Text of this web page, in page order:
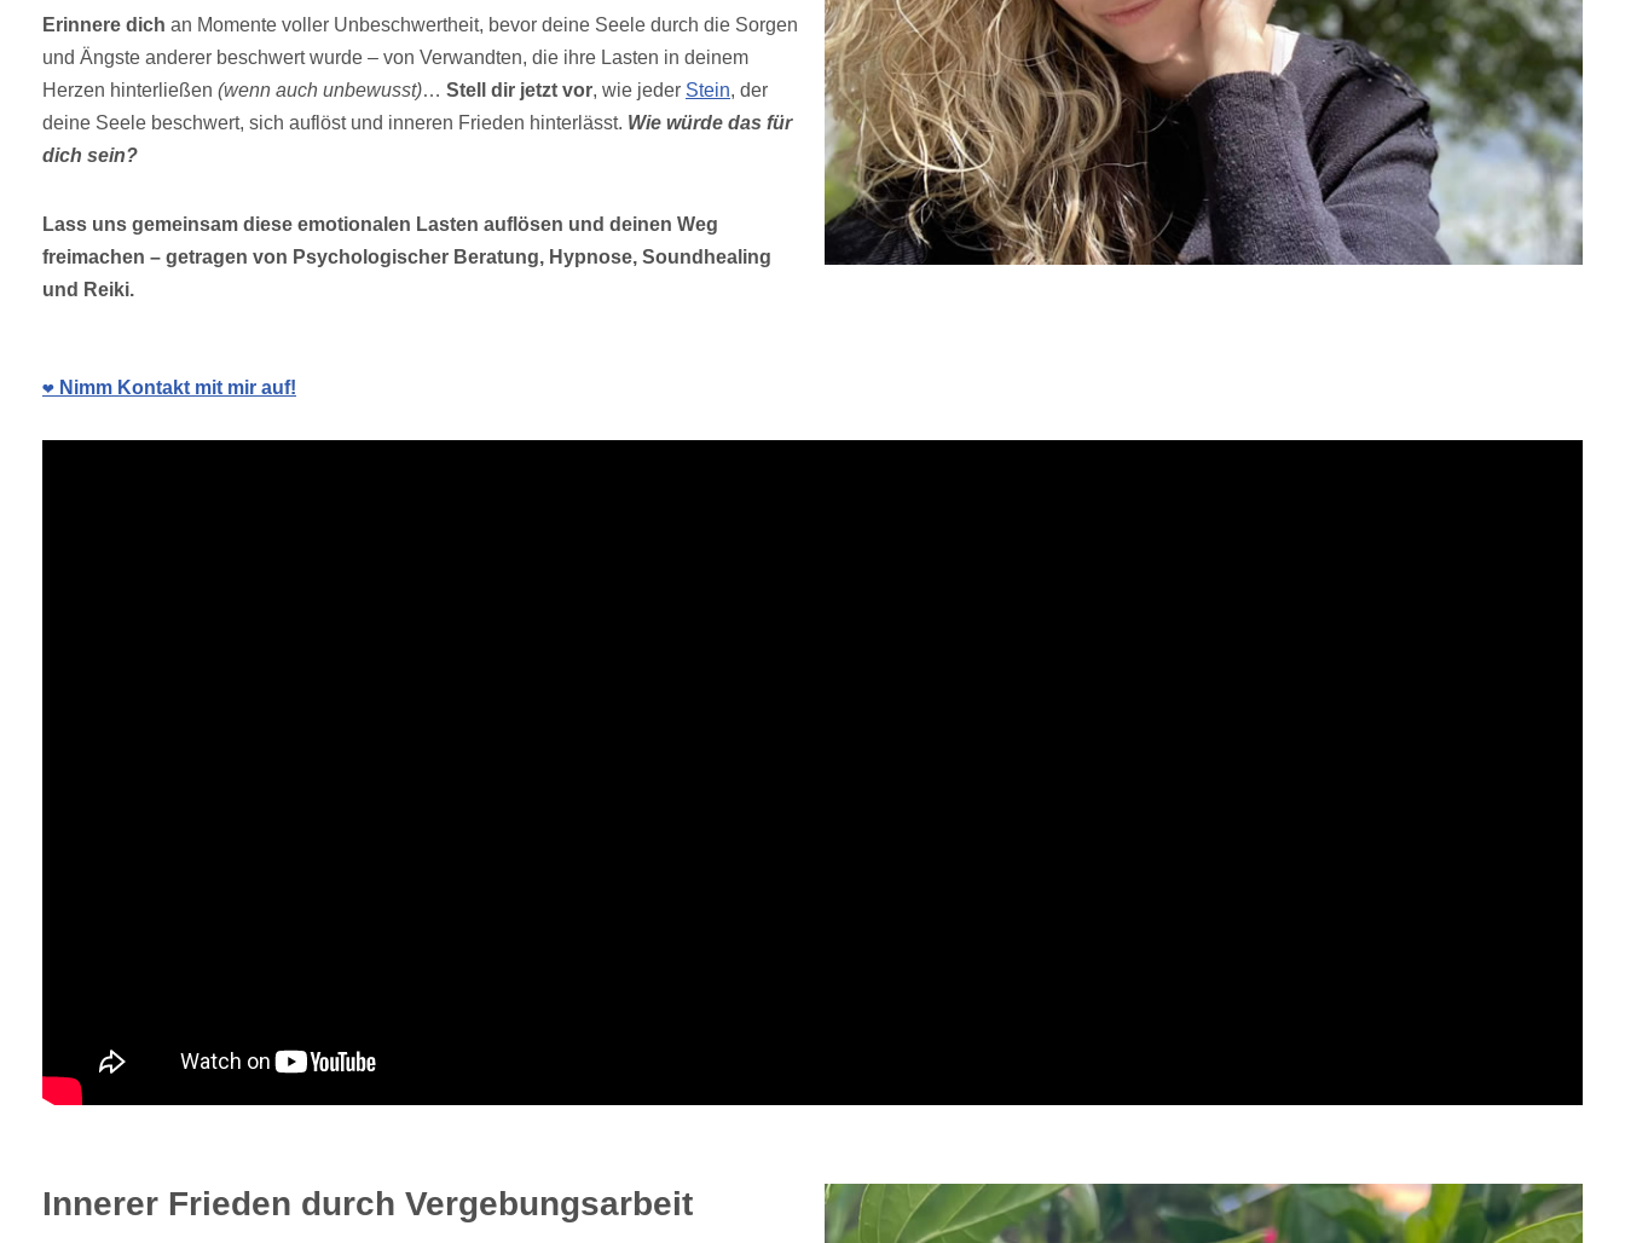
Erinnere dich an Momente voller Unbeschwertheit, bevor deine Seele durch die Sorgen
und Ängste anderer beschwert wurde – von Verwandten, die ihre Lasten in deinem
Herzen hinterließen (wenn auch unbewusst)… Stell dir jetzt vor, wie jeder Stein, der
deine Seele beschwert, sich auflöst und inneren Frieden hinterlässt. Wie würde das für
dich sein?
Lass uns gemeinsam diese emotionalen Lasten auflösen und deinen Weg
freimachen – getragen von Psychologischer Beratung, Hypnose, Soundhealing
und Reiki.
❤️ Nimm Kontakt mit mir auf!
Innerer Frieden durch Vergebungsarbeit